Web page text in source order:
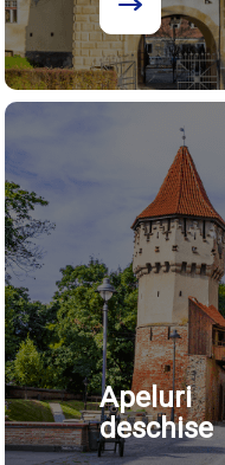
Apeluri
deschise